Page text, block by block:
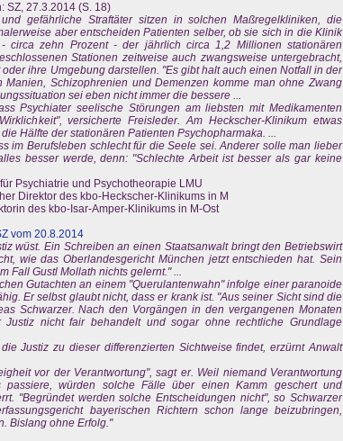
SZ, 27.3.2014 (S. 18)
gefährliche Straftäter sitzen in solchen Maßregelkliniken, die
aber entscheiden Patienten selber, ob sie sich in die Klinik
circa zehn Prozent - der jährlich circa 1,2 Millionen stationären
Stationen zeitweise auch zwangsweise untergebracht,
ihre Umgebung darstellen. "Es gibt halt auch einen Notfall in der
Manien, Schizophrenien und Demenzen komme man ohne Zwang
sei eben nicht immer die bessere ...
Psychiater seelische Störungen am liebsten mit Medikamenten
versicherte Freisleder. Am Heckscher-Klinikum etwas
Hälfte der stationären Patienten Psychopharmaka. ...
im Berufsleben schlecht für die Seele sei. Anderer solle man lieber
besser werde, denn: "Schlechte Arbeit ist besser als gar keine
Psychiatrie und Psychotheorapie LMU
Direktor des kbo-Heckscher-Klinikums in M
des kbo-Isar-Amper-Klinikums in M-Ost
vom 20.8.2014
wüst. Ein Schreiben an einen Staatsanwalt bringt den Betriebswirt
wie das Oberlandesgericht München jetzt entschieden hat. Sein
Fall Gustl Mollath nichts gelernt." ...
Gutachten an einem "Querulantenwahn" infolge einer paranoide
Er selbst glaubt nicht, dass er krank ist. "Aus seiner Sicht sind die
Schwarzer. Nach den Vorgängen in den vergangenen Monaten
nicht fair behandelt und sogar ohne rechtliche Grundlage
Justiz zu dieser differenzierten Sichtweise findet, erzürnt Anwalt
vor der Verantwortung", sagt er. Weil niemand Verantwortung
würden solche Fälle über einen Kamm geschert und
"Begründet werden solche Entscheidungen nicht", so Schwarzer
bayerischen Richtern schon lange beizubringen,
Bislang ohne Erfolg."